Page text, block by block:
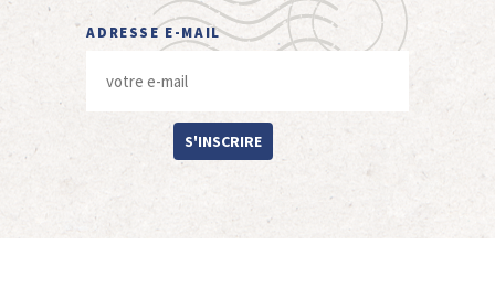
ADRESSE E-MAIL
S'INSCRIRE